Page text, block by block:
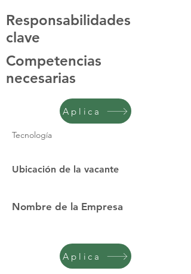
Responsabilidades
clave
Competencias
necesarias
Aplica
Tecnología
Ubicación de la vacante
Nombre de la Empresa
Aplica